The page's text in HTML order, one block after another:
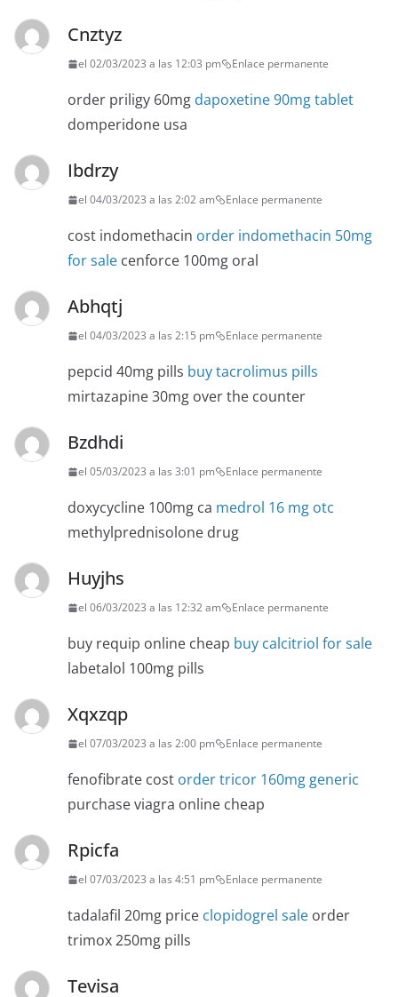
Cnztyz
el 02/03/2023 a las 12:03 pm Enlace permanente
order priligy 60mg dapoxetine 90mg tablet
domperidone usa
Ibdrzy
el 04/03/2023 a las 2:02 am Enlace permanente
cost indomethacin order indomethacin 50mg
for sale cenforce 100mg oral
Abhqtj
el 04/03/2023 a las 2:15 pm Enlace permanente
pepcid 40mg pills buy tacrolimus pills
mirtazapine 30mg over the counter
Bzdhdi
el 05/03/2023 a las 3:01 pm Enlace permanente
doxycycline 100mg ca medrol 16 mg otc
methylprednisolone drug
Huyjhs
el 06/03/2023 a las 12:32 am Enlace permanente
buy requip online cheap buy calcitriol for sale
labetalol 100mg pills
Xqxzqp
el 07/03/2023 a las 2:00 pm Enlace permanente
fenofibrate cost order tricor 160mg generic
purchase viagra online cheap
Rpicfa
el 07/03/2023 a las 4:51 pm Enlace permanente
tadalafil 20mg price clopidogrel sale order
trimox 250mg pills
Tevisa